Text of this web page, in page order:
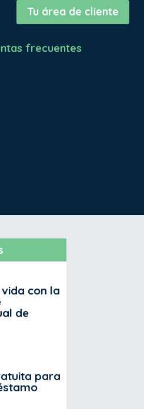
Tu área de cliente
frecuentes
con la
de
para